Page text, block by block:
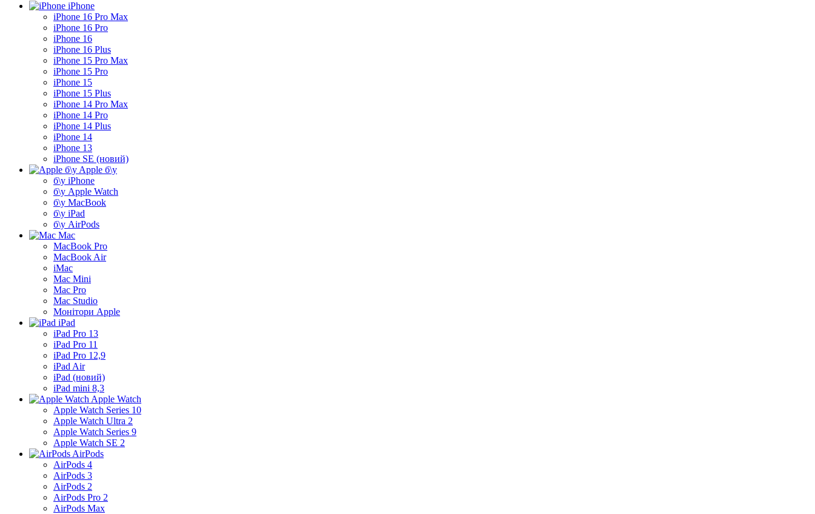
iPhone
iPhone 16 Pro Max
iPhone 16 Pro
iPhone 16
iPhone 16 Plus
iPhone 15 Pro Max
iPhone 15 Pro
iPhone 15
iPhone 15 Plus
iPhone 14 Pro Max
iPhone 14 Pro
iPhone 14 Plus
iPhone 14
iPhone 13
iPhone SE (новий)
Apple б\у
б\у iPhone
б\у Apple Watch
б\у MacBook
б\у iPad
б\у AirPods
Mac
MacBook Pro
MacBook Air
iMac
Mac Mini
Mac Pro
Mac Studio
Монітори Apple
iPad
iPad Pro 13
iPad Pro 11
iPad Pro 12,9
iPad Air
iPad (новий)
iPad mini 8,3
Apple Watch
Apple Watch Series 10
Apple Watch Ultra 2
Apple Watch Series 9
Apple Watch SE 2
AirPods
AirPods 4
AirPods 3
AirPods 2
AirPods Pro 2
AirPods Max